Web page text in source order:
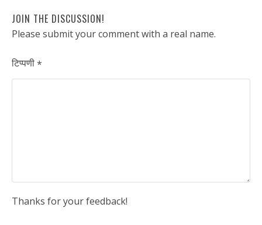
JOIN THE DISCUSSION!
Please submit your comment with a real name.
टिप्पणी*
Thanks for your feedback!